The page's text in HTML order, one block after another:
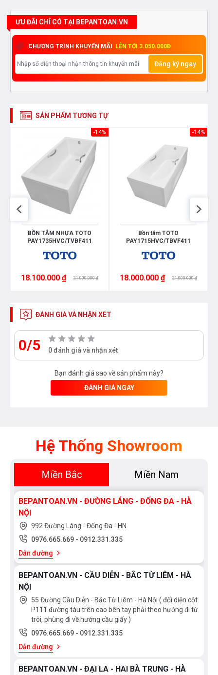
ƯU ĐÃI CHỈ CÓ TẠI BEPANTOAN.VN
CHƯƠNG TRÌNH KHUYẾN MÃI LÊN TỚI 3.050.000Đ
Đăng ký ngay
SẢN PHẨM TƯƠNG TỰ
-14%
BỒN TẮM NHỰA TOTO
PAY1735HVC/TVBF411
18.100.000 ₫ 21.000.000 ₫
-14%
Bồn tắm TOTO
PAY1715HVC/TBVF411
18.000.000 ₫ 21.000.000 ₫
ĐÁNH GIÁ VÀ NHẬN XÉT
0/5 0 đánh giá và nhận xét
Bạn đánh giá sao về sản phẩm này?
ĐÁNH GIÁ NGAY
Hệ Thống Showroom
Miền Bắc Miền Nam
BEPANTOAN.VN - ĐƯỜNG LÁNG - ĐỐNG ĐA - HÀ
NỘI
992 Đường Láng - Đống Đa - HN
0976.665.669 - 0912.331.335
Dẫn đường
BEPANTOAN.VN - CẦU DIỄN - BẮC TỪ LIÊM - HÀ
NỘI
55 Đường Cầu Diễn - Bắc Từ Liêm - Hà Nội ( đối diện cột
P111 đường tàu trên cao bên tay phải theo hướng đi từ
trôi, phùng đi về hướng cầu giấy )
0976.665.669 - 0912.331.335
Dẫn đường
BEPANTOAN.VN - ĐẠI LA - HAI BÀ TRƯNG - HÀ